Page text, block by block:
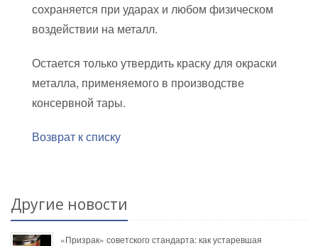
сохраняется при ударах и любом физическом
воздействии на металл.
Остается только утвердить краску для окраски
металла, применяемого в производстве
консервной тары.
Возврат к списку
Другие новости
«Призрак» советского стандарта: как устаревшая